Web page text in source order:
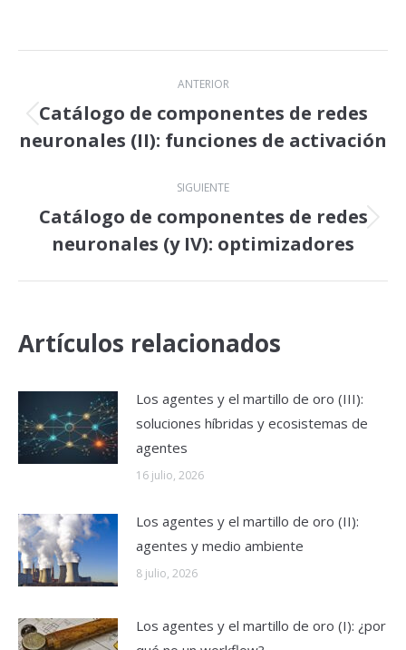
Navegación
entre
publicaciones
ANTERIOR
Publicación
anterior:
Catálogo de componentes de redes
neuronales (II): funciones de activación
SIGUIENTE
Publicación
siguiente:
Catálogo de componentes de redes
neuronales (y IV): optimizadores
Artículos relacionados
Los agentes y el martillo de oro (III):
soluciones híbridas y ecosistemas de
agentes
16 julio, 2026
Los agentes y el martillo de oro (II):
agentes y medio ambiente
8 julio, 2026
Los agentes y el martillo de oro (I): ¿por